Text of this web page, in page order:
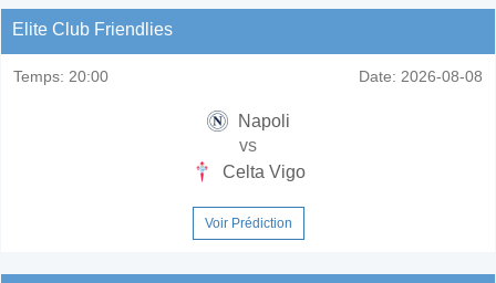
Elite Club Friendlies
Temps: 20:00 Date: 2026-08-08
Napoli
vs
Celta Vigo
Voir Prédiction